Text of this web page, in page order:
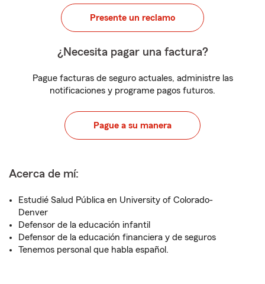
Presente un reclamo
¿Necesita pagar una factura?
Pague facturas de seguro actuales, administre las
notificaciones y programe pagos futuros.
Pague a su manera
Acerca de mí:
Estudié Salud Pública en University of Colorado-
Denver
Defensor de la educación infantil
Defensor de la educación financiera y de seguros
Tenemos personal que habla español.